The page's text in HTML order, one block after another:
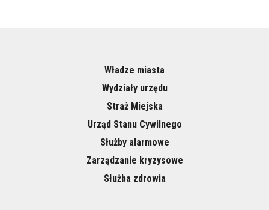
Władze miasta
Wydziały urzędu
Straż Miejska
Urząd Stanu Cywilnego
Służby alarmowe
Zarządzanie kryzysowe
Służba zdrowia